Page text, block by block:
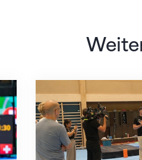
Mit klaren Zielen